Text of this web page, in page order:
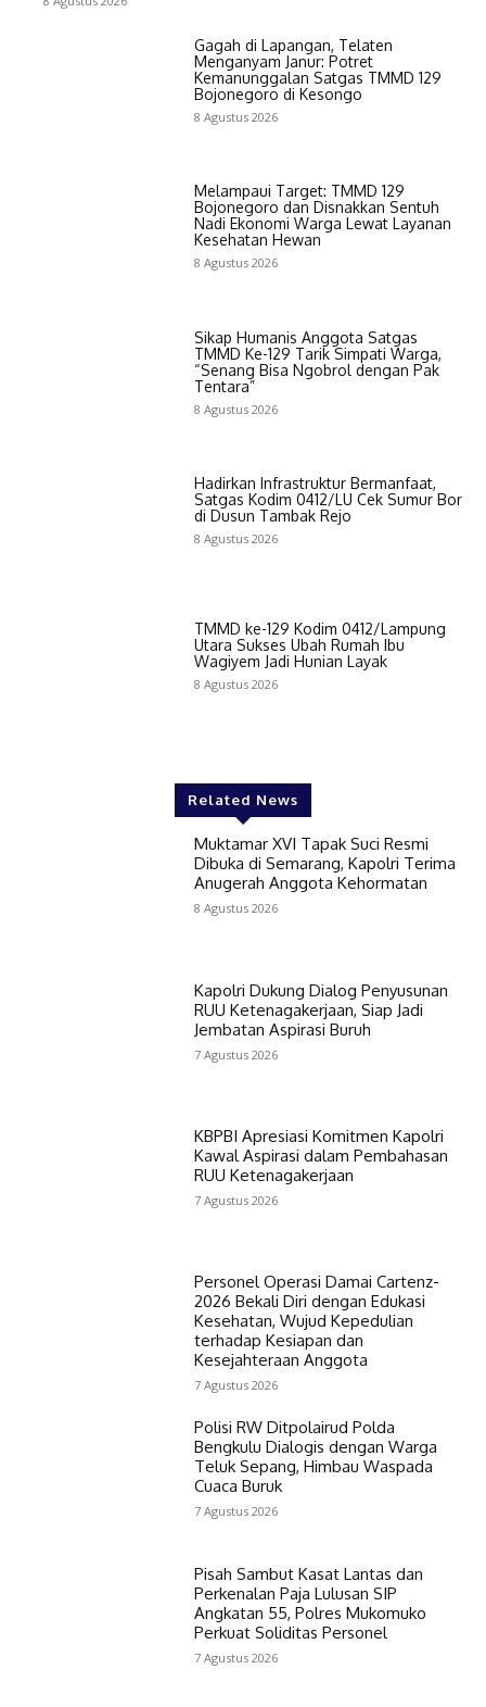
Gagah di Lapangan, Telaten
Menganyam Janur: Potret
Kemanunggalan Satgas TMMD 129
Bojonegoro di Kesongo
8 Agustus 2026
Melampaui Target: TMMD 129
Bojonegoro dan Disnakkan Sentuh
Nadi Ekonomi Warga Lewat Layanan
Kesehatan Hewan
8 Agustus 2026
Sikap Humanis Anggota Satgas
TMMD Ke-129 Tarik Simpati Warga,
“Senang Bisa Ngobrol dengan Pak
Tentara”
8 Agustus 2026
Hadirkan Infrastruktur Bermanfaat,
Satgas Kodim 0412/LU Cek Sumur Bor
di Dusun Tambak Rejo
8 Agustus 2026
TMMD ke-129 Kodim 0412/Lampung
Utara Sukses Ubah Rumah Ibu
Wagiyem Jadi Hunian Layak
8 Agustus 2026
Related News
Muktamar XVI Tapak Suci Resmi
Dibuka di Semarang, Kapolri Terima
Anugerah Anggota Kehormatan
8 Agustus 2026
Kapolri Dukung Dialog Penyusunan
RUU Ketenagakerjaan, Siap Jadi
Jembatan Aspirasi Buruh
7 Agustus 2026
KBPBI Apresiasi Komitmen Kapolri
Kawal Aspirasi dalam Pembahasan
RUU Ketenagakerjaan
7 Agustus 2026
Personel Operasi Damai Cartenz-
2026 Bekali Diri dengan Edukasi
Kesehatan, Wujud Kepedulian
terhadap Kesiapan dan
Kesejahteraan Anggota
7 Agustus 2026
Polisi RW Ditpolairud Polda
Bengkulu Dialogis dengan Warga
Teluk Sepang, Himbau Waspada
Cuaca Buruk
7 Agustus 2026
Pisah Sambut Kasat Lantas dan
Perkenalan Paja Lulusan SIP
Angkatan 55, Polres Mukomuko
Perkuat Soliditas Personel
7 Agustus 2026